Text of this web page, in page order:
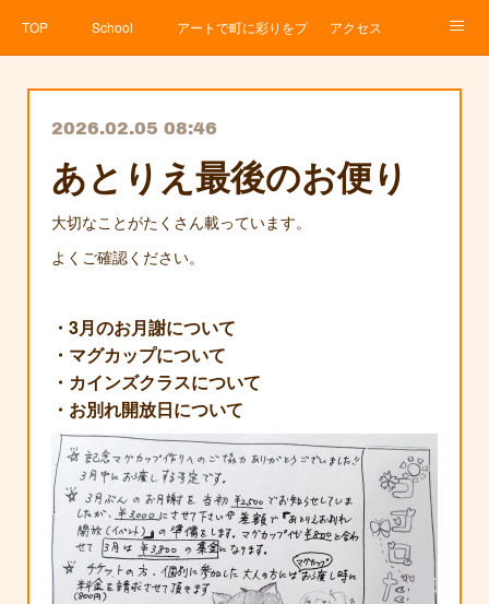
TOP School アートで町に彩りをプロジェクト
アクセス
2026.02.05 08:46
あとりえ最後のお便り
大切なことがたくさん載っています。
よくご確認ください。
・3月のお月謝について
・マグカップについて
・カインズクラスについて
・お別れ開放日について